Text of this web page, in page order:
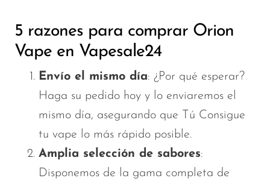
5 razones para comprar Orion
Vape en Vapesale24
Envío el mismo día: ¿Por qué esperar?
Haga su pedido hoy y lo enviaremos el
mismo día, asegurando que Tú Consigue
tu vape lo más rápido posible.
Amplia selección de sabores:
Disponemos de la gama completa de